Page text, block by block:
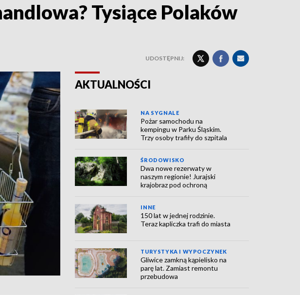
Tysiące Polaków
UDOSTĘPNIJ:
AKTUALNOŚCI
NA SYGNALE
Pożar samochodu na
kempingu w Parku Śląskim.
Trzy osoby trafiły do szpitala
ŚRODOWISKO
Dwa nowe rezerwaty w
naszym regionie! Jurajski
krajobraz pod ochroną
INNE
150 lat w jednej rodzinie.
Teraz kapliczka trafi do miasta
TURYSTYKA I WYPOCZYNEK
Gliwice zamkną kąpielisko na
parę lat. Zamiast remontu
przebudowa